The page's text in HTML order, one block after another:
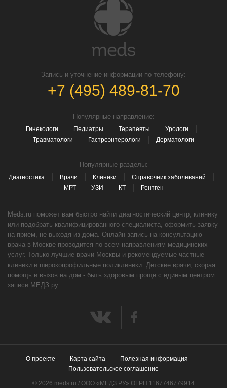
Запись и уточнение информации по телефону:
+7 (495) 489-81-70
Популярные направление:
Гинекологи Педиатры Терапевты
Урологи
Травматологи
Гастроэнтерологи Дерматологи
Популярные разделы:
Диагностика Врачи Клиники
Справочник заболеваний
МРТ
УЗИ КТ Рентген
Meds.ru поможет вам быстро найти диагностический центр, клинику
или подобрать квалифицированного специалиста, оформить заявку
на прием, не выходя из дома. Онлайн запись на консультацию
врача в Москве проводится по всем направлениям медицинских
услуг. Только лучшие врачи Москвы и рекомендуемые частные
клиники и широкопрофильные поликлиники. Детские врачи, скорая
помощь и вызов на дом - быть здоровым проще с единым центром
записи МЕДЗ.ру
О проекте Карта сайта
Полезная информация
Пользовательское соглашение
© 2026 meds.ru / ООО «МЕДЗ РУ» ОГРН 1167746779914